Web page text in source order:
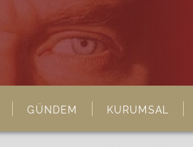
GÜNDEM KURUMSAL